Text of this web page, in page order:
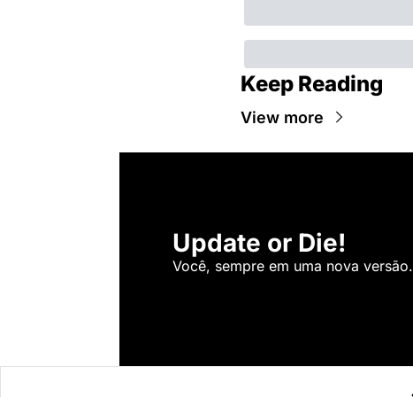
Keep Reading
View more
Update or Die!
Você, sempre em uma nova